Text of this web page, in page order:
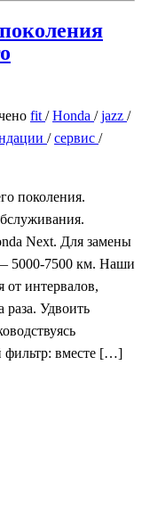
fit /Honda /jazz /
/сервис /
поколения.
Next. Для замены
5000-7500 км. Наши
от интервалов,
раза. Удвоить
фильтр: вместе […]